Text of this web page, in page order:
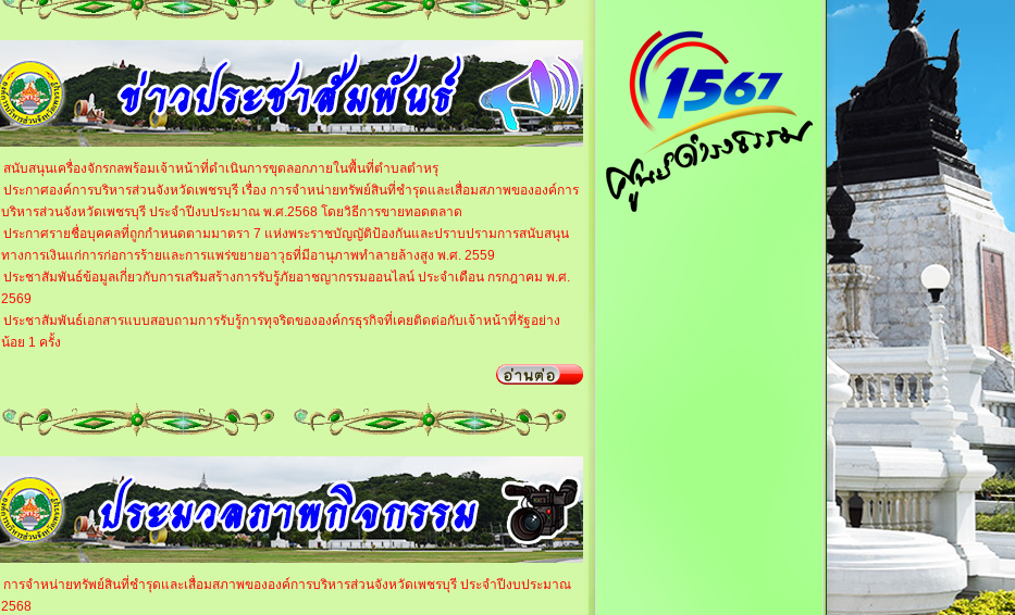
สนับสนุนเครื่องจักรกลพร้อมเจ้าหน้าที่ดำเนินการขุดลอกภายในพื้นที่ตำบลตำหรุ
ประกาศองค์การบริหารส่วนจังหวัดเพชรบุรี เรื่อง การจำหน่ายทรัพย์สินที่ชำรุดและเสื่อมสภาพขององค์การ
บริหารส่วนจังหวัดเพชรบุรี ประจำปีงบประมาณ พ.ศ.2568 โดยวิธีการขายทอดตลาด
ประกาศรายชื่อบุคคลที่ถูกกำหนดตามมาตรา 7 แห่งพระราชบัญญัติป้องกันและปราบปรามการสนับสนุน
ทางการเงินแก่การก่อการร้ายและการแพร่ขยายอาวุธที่มีอานุภาพทำลายล้างสูง พ.ศ. 2559
ประชาสัมพันธ์ข้อมูลเกี่ยวกับการเสริมสร้างการรับรู้ภัยอาชญากรรมออนไลน์ ประจำเดือน กรกฎาคม พ.ศ.
2569
ประชาสัมพันธ์เอกสารแบบสอบถามการรับรู้การทุจริตขององค์กรธุรกิจที่เคยติดต่อกับเจ้าหน้าที่รัฐอย่าง
น้อย 1 ครั้ง
การจำหน่ายทรัพย์สินที่ชำรุดและเสื่อมสภาพขององค์การบริหารส่วนจังหวัดเพชรบุรี ประจำปีงบประมาณ
2568